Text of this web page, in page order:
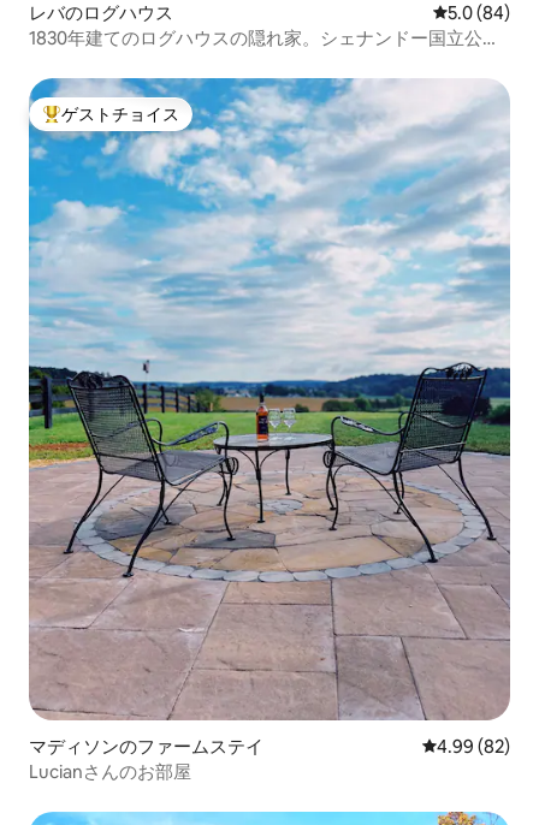
レバのログハウス レビュー84
5.0 (84)
1830年建てのログハウスの隠れ家。シェナンドー国立公園
大好評のゲストチョイスです。
ゲストチョイス
マディソンのファームステイ レビュー82
4.99 (82)
Lucianさんのお部屋